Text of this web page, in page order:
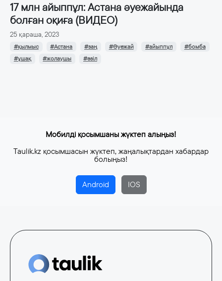
17 млн айыппұл: Астана әуежайында
болған оқиға (ВИДЕО)
25 қараша, 2023
#қылмыс #Астана #заң #Әуежай #айыппұл
#бомба
#ұшақ
#жолаушы #әзіл
Мобилді қосымшаны жүктеп алыңыз!
Taulik.kz қосымшасын жүктеп, жаңалықтардан хабардар
болыңыз!
Android IOS